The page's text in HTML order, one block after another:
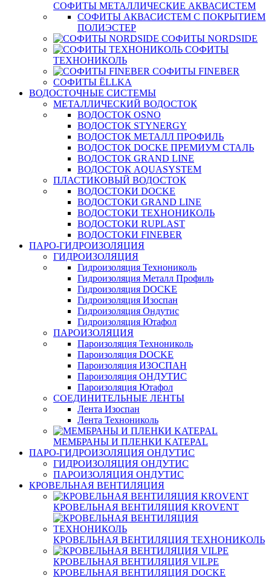
СОФИТЫ МЕТАЛЛИЧЕСКИЕ АКВАСИСТЕМ
СОФИТЫ АКВАСИСТЕМ С ПОКРЫТИЕМ
ПОЛИЭСТЕР
СОФИТЫ NORDSIDE
СОФИТЫ
ТЕХНОНИКОЛЬ
СОФИТЫ FINEBER
СОФИТЫ ЁLLKA
ВОДОСТОЧНЫЕ СИСТЕМЫ
МЕТАЛЛИЧЕСКИЙ ВОДОСТОК
ВОДОСТОК OSNO
ВОДОСТОК STYNERGY
ВОДОСТОК МЕТАЛЛ ПРОФИЛЬ
ВОДОСТОК DOCKE ПРЕМИУМ СТАЛЬ
ВОДОСТОК GRAND LINE
ВОДОСТОК AQUASYSTEM
ПЛАСТИКОВЫЙ ВОДОСТОК
ВОДОСТОКИ DOCKE
ВОДОСТОКИ GRAND LINE
ВОДОСТОКИ ТЕХНОНИКОЛЬ
ВОДОСТОКИ RUPLAST
ВОДОСТОКИ FINEBER
ПАРО-ГИДРОИЗОЛЯЦИЯ
ГИДРОИЗОЛЯЦИЯ
Гидроизоляция Технониколь
Гидроизоляция Металл Профиль
Гидроизоляция DOCKE
Гидроизоляция Изоспан
Гидроизоляция Ондутис
Гидроизоляция Ютафол
ПАРОИЗОЛЯЦИЯ
Пароизоляция Технониколь
Пароизоляция DOCKE
Пароизоляция ИЗОСПАН
Пароизоляция ОНДУТИС
Пароизоляция Ютафол
СОЕДИНИТЕЛЬНЫЕ ЛЕНТЫ
Лента Изоспан
Лента Технониколь
МЕМБРАНЫ И ПЛЕНКИ KATEPAL
ПАРО-ГИДРОИЗОЛЯЦИЯ ОНДУТИС
ГИДРОИЗОЛЯЦИЯ ОНДУТИС
ПАРОИЗОЛЯЦИЯ ОНДУТИС
КРОВЕЛЬНАЯ ВЕНТИЛЯЦИЯ
КРОВЕЛЬНАЯ ВЕНТИЛЯЦИЯ KROVENT
КРОВЕЛЬНАЯ ВЕНТИЛЯЦИЯ ТЕХНОНИКОЛЬ
КРОВЕЛЬНАЯ ВЕНТИЛЯЦИЯ VILPE
КРОВЕЛЬНАЯ ВЕНТИЛЯЦИЯ DOCKE